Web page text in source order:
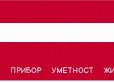
ПРИБОР УМЕТНОСТ